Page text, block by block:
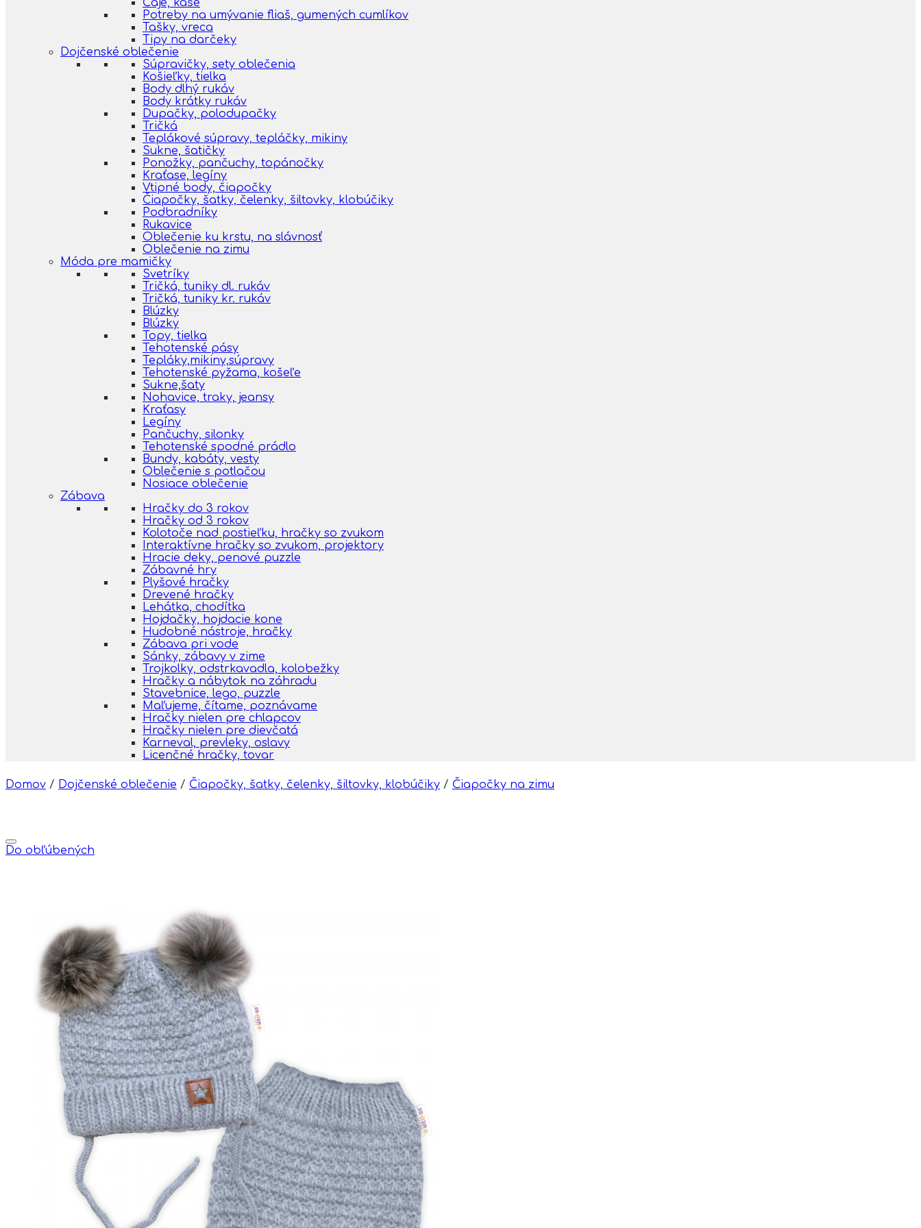
Čaje, kaše
Potreby na umývanie fliaš, gumených cumlíkov
Tašky, vreca
Tipy na darčeky
Dojčenské oblečenie
Súpravičky, sety oblečenia
Košieľky, tielka
Body dlhý rukáv
Body krátky rukáv
Dupačky, polodupačky
Tričká
Teplákové súpravy, tepláčky, mikiny
Sukne, šatičky
Ponožky, pančuchy, topánočky
Kraťase, legíny
Vtipné body, čiapočky
Čiapočky, šatky, čelenky, šiltovky, klobúčiky
Podbradníky
Rukavice
Oblečenie ku krstu, na slávnosť
Oblečenie na zimu
Móda pre mamičky
Svetríky
Tričká, tuniky dl. rukáv
Tričká, tuniky kr. rukáv
Blúzky
Blúzky
Topy, tielka
Tehotenské pásy
Tepláky,mikiny,súpravy
Tehotenské pyžama, košeľe
Sukne,šaty
Nohavice, traky, jeansy
Kraťasy
Legíny
Pančuchy, silonky
Tehotenské spodné prádlo
Bundy, kabáty, vesty
Oblečenie s potlačou
Nosiace oblečenie
Zábava
Hračky do 3 rokov
Hračky od 3 rokov
Kolotoče nad postieľku, hračky so zvukom
Interaktívne hračky so zvukom, projektory
Hracie deky, penové puzzle
Zábavné hry
Plyšové hračky
Drevené hračky
Lehátka, chodítka
Hojdačky, hojdacie kone
Hudobné nástroje, hračky
Zábava pri vode
Sánky, zábavy v zime
Trojkolky, odstrkavadla, kolobežky
Hračky a nábytok na záhradu
Stavebnice, lego, puzzle
Maľujeme, čítame, poznávame
Hračky nielen pre chlapcov
Hračky nielen pre dievčatá
Karneval, prevleky, oslavy
Licenčné hračky, tovar
Domov / Dojčenské oblečenie / Čiapočky, šatky, čelenky, šiltovky, klobúčiky / Čiapočky na zimu
Do obľúbených